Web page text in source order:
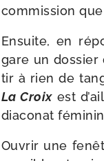
com­mis­sion
Ensuite, en
gare un
tir à rien de
La Croixest
dia­co­nat
Ouvrir une